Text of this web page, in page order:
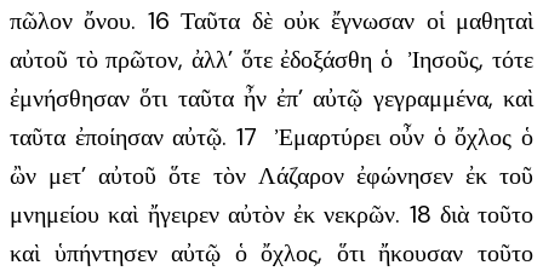
πῶλον ὄνου. 16 Ταῦτα δὲ οὐκ ἔγνωσαν οἱ μαθηταὶ
αὐτοῦ τὸ πρῶτον, ἀλλ’ ὅτε ἐδοξάσθη ὁ Ἰησοῦς, τότε
ἐμνήσθησαν ὅτι ταῦτα ἦν ἐπ’ αὐτῷ γεγραμμένα, καὶ
ταῦτα ἐποίησαν αὐτῷ. 17 Ἐμαρτύρει οὖν ὁ ὄχλος ὁ
ὢν μετ’ αὐτοῦ ὅτε τὸν Λάζαρον ἐφώνησεν ἐκ τοῦ
μνημείου καὶ ἤγειρεν αὐτὸν ἐκ νεκρῶν. 18 διὰ τοῦτο
καὶ ὑπήντησεν αὐτῷ ὁ ὄχλος, ὅτι ἤκουσαν τοῦτο